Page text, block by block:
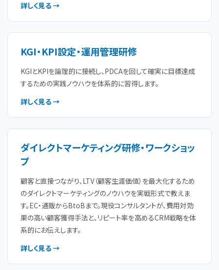
詳しく見る →
KGI・KPI設定・運用管理研修
KGIとKPIを論理的に接続し、PDCAを回して確実に目標達成
するための実践ノウハウを体系的に習得します。
詳しく見る →
ダイレクトマーケティング研修・ワークショッ
プ
顧客と直接つながり、LTV（顧客生涯価値）を最大化するため
のダイレクトマーケティングのノウハウを実戦形式で教えま
す。EC・通販からBtoBまで。現役コンサルタントが、費用対効
果の高い顧客獲得手法と、リピート率を高めるCRM戦略を体
系的にお伝えします。
詳しく見る →